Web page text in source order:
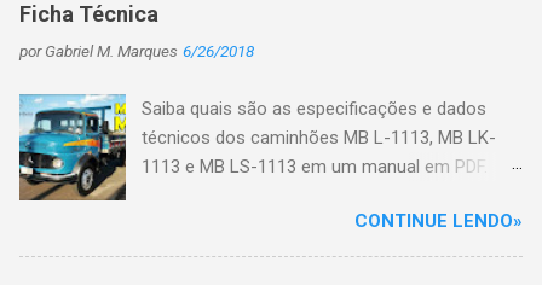
trabalho, mostrando todos os perrengues e
caminhões, onde muitos postam diariamente
fotos e vídeos das viagens feitas, dos
carregamentos de cargas, dos problemas
resolvidos e muito mais. Com isso, muitas
belas caminhoneiras acabaram ganhando
Ficha Técnica
porGabriel M. Marques 6/26/2018
Saiba quais são as especificações e dados
técnicos dos caminhões MB L-1113, MB LK-
1113 e MB LS-1113 em um manual em PDF.
caminhão: No início de 1970 o motor de injeção
direta deu origem a uma nova família de
CONTINUE LENDO»